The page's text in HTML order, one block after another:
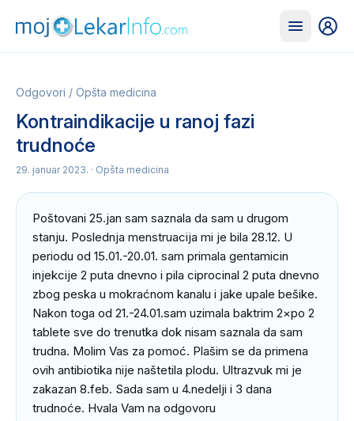
Odgovori / Opšta medicina
Kontraindikacije u ranoj fazi
trudnoće
29. januar 2023. · Opšta medicina
Poštovani 25.jan sam saznala da sam u drugom
stanju. Poslednja menstruacija mi je bila 28.12. U
periodu od 15.01.-20.01. sam primala gentamicin
injekcije 2 puta dnevno i pila ciprocinal 2 puta dnevno
zbog peska u mokraćnom kanalu i jake upale bešike.
Nakon toga od 21.-24.01.sam uzimala baktrim 2×po 2
tablete sve do trenutka dok nisam saznala da sam
trudna. Molim Vas za pomoć. Plašim se da primena
ovih antibiotika nije naštetila plodu. Ultrazvuk mi je
zakazan 8.feb. Sada sam u 4.nedelji i 3 dana
trudnoće. Hvala Vam na odgovoru